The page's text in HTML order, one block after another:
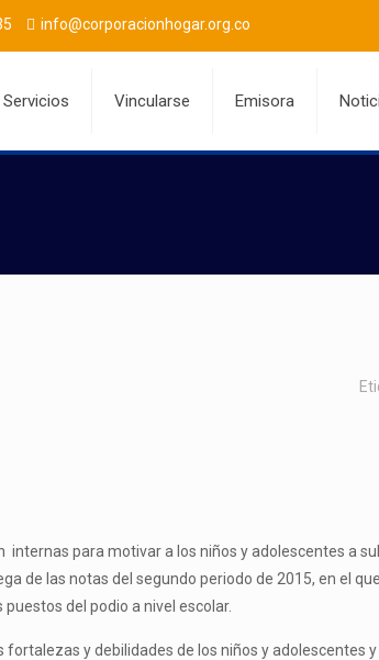
info@corporacionhogar.org.co
Servicios Vincularse Emisora
para motivar a los niños y adolescentes a
de las notas del segundo periodo de 2015, en el
del podio a nivel escolar.
y debilidades de los niños y adolescentes